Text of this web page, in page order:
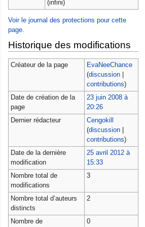
(infini)
Voir le journal des protections pour cette
page.
Historique des modifications
Créateur de la page
EvaNeeChance
(discussion|
contributions)
Date de création de la
page
23 juin 2008 à
20:26
Dernier rédacteur
Cengokill
(discussion|
contributions)
Date de la dernière
modification
25 avril 2012 à
15:33
Nombre total de
modifications
3
Nombre total d’auteurs
distincts
2
Nombre de
0